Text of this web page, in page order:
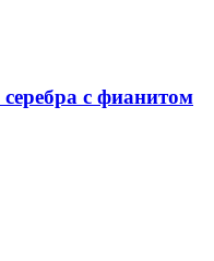
с фианитом